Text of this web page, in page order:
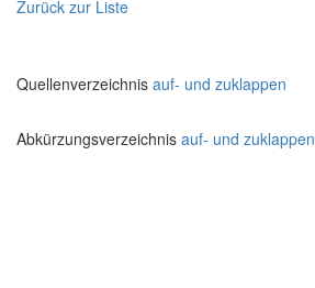
Zurück zur Liste
Quellenverzeichnis auf- und zuklappen
Abkürzungsverzeichnis auf- und zuklappen